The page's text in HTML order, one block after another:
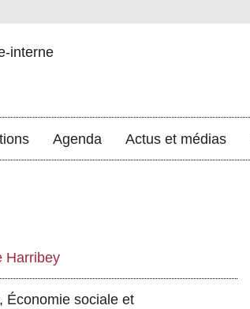
interne
Agenda Actus et médias
Harribey
, Économie sociale et